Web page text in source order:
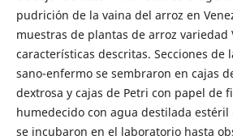
pudrición de la vaina del arroz en
muestras de plantas de arroz variedad
características descritas. Secciones de
sano-enfermo se sembraron en cajas
dextrosa y cajas de Petri con papel de
humedecido con agua destilada
se incubaron en el laboratorio hasta